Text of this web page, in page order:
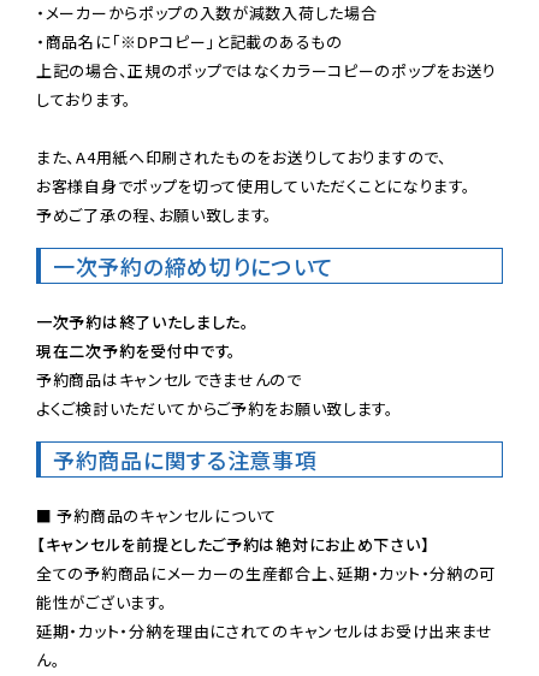
・メーカーからポップの入数が減数入荷した場合
・商品名に「※DPコピー」と記載のあるもの
上記の場合、正規のポップではなくカラーコピーのポップをお送り
しております。
また、A4用紙へ印刷されたものをお送りしておりますので、
お客様自身でポップを切って使用していただくことになります。
予めご了承の程、お願い致します。
一次予約の締め切りについて
一次予約は終了いたしました。
現在二次予約を受付中です。
予約商品はキャンセルできませんので
よくご検討いただいてからご予約をお願い致します。
予約商品に関する注意事項
【キャンセルを前提としたご予約は絶対にお止め下さい】
全ての予約商品にメーカーの生産都合上、延期・カット・分納の可
能性がございます。
延期・カット・分納を理由にされてのキャンセルはお受け出来ませ
ん。